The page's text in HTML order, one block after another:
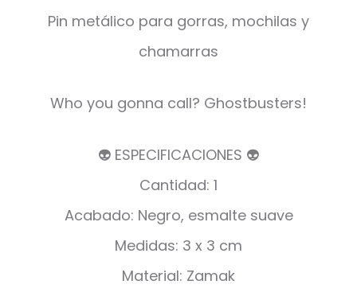
Pin metálico para gorras, mochilas y
chamarras
Who you gonna call? Ghostbusters!
👽 ESPECIFICACIONES 👽
Cantidad: 1
Acabado: Negro, esmalte suave
Medidas: 3 x 3 cm
Material: Zamak